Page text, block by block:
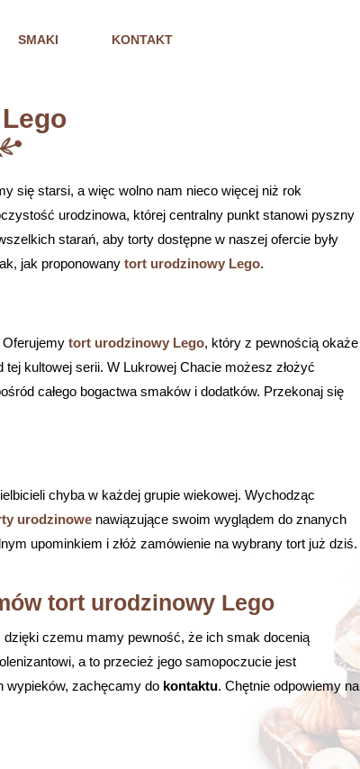
SMAKI KONTAKT
się starsi, a więc wolno nam nieco więcej niż rok
urodzinowa, której centralny punkt stanowi pyszny
starań, aby torty dostępne w naszej ofercie były
jak proponowany tort urodzinowy Lego.
tort urodzinowy Lego, który z pewnością okaże
kultowej serii. W Lukrowej Chacie możesz złożyć
całego bogactwa smaków i dodatków. Przekonaj się
chyba w każdej grupie wiekowej. Wychodząc
urodzinowenawiązujące swoim wyglądem do znanych
upominkiem i złóż zamówienie na wybrany tort już dziś.
tort urodzinowy Lego
czemu mamy pewność, że ich smak docenią
a to przecież jego samopoczucie jest
wypieków, zachęcamy do kontaktu. Chętnie odpowiemy na